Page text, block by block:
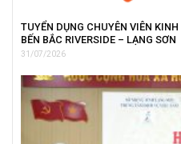
TUYỂN DỤNG CHUYÊN VIÊN
BẾN BẮC RIVERSIDE – LẠNG SƠN
31/07/2026